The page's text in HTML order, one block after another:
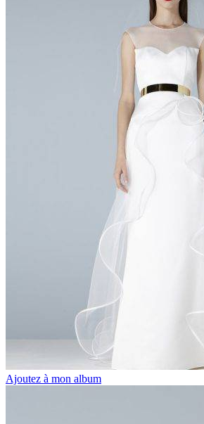
Ajoutez à mon album